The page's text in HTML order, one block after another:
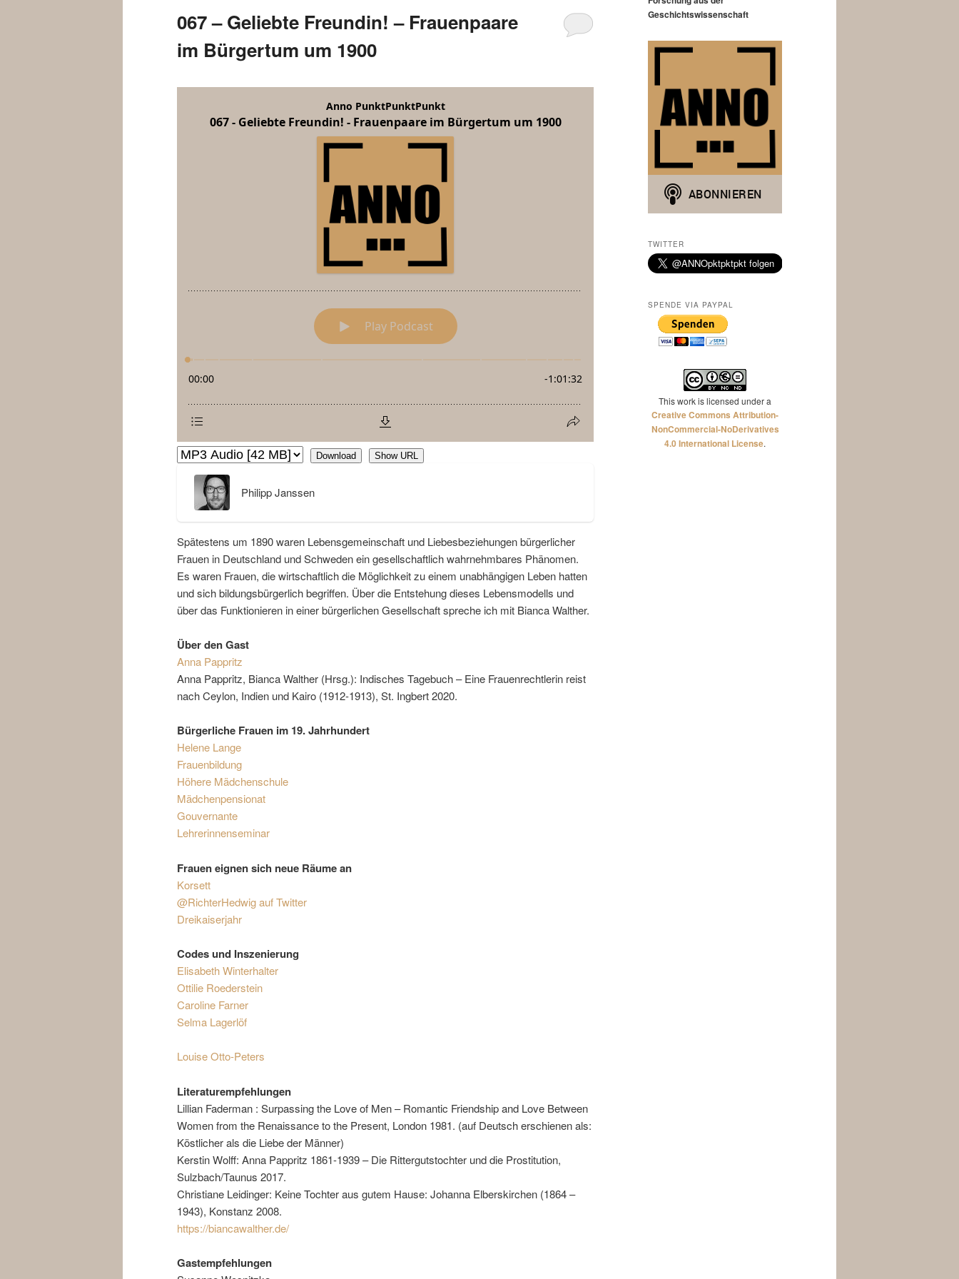
067 – Geliebte Freundin! – Frauenpaare
im Bürgertum um 1900
Download Show URL
Philipp Janssen
Spätestens um 1890 waren Lebensgemeinschaft und Liebesbeziehungen bürgerlicher
Frauen in Deutschland und Schweden ein gesellschaftlich wahrnehmbares Phänomen.
Es waren Frauen, die wirtschaftlich die Möglichkeit zu einem unabhängigen Leben hatten
und sich bildungsbürgerlich begriffen. Über die Entstehung dieses Lebensmodells und
über das Funktionieren in einer bürgerlichen Gesellschaft spreche ich mit Bianca Walther.
Über den Gast
Anna Pappritz
Anna Pappritz, Bianca Walther (Hrsg.): Indisches Tagebuch – Eine Frauenrechtlerin reist
nach Ceylon, Indien und Kairo (1912-1913), St. Ingbert 2020.
Bürgerliche Frauen im 19. Jahrhundert
Helene Lange
Frauenbildung
Höhere Mädchenschule
Mädchenpensionat
Gouvernante
Lehrerinnenseminar
Frauen eignen sich neue Räume an
Korsett
@RichterHedwig auf Twitter
Dreikaiserjahr
Codes und Inszenierung
Elisabeth Winterhalter
Ottilie Roederstein
Caroline Farner
Selma Lagerlöf
Louise Otto-Peters
Literaturempfehlungen
Lillian Faderman : Surpassing the Love of Men – Romantic Friendship and Love Between
Women from the Renaissance to the Present, London 1981. (auf Deutsch erschienen als:
Köstlicher als die Liebe der Männer)
Kerstin Wolff: Anna Pappritz 1861-1939 – Die Rittergutstochter und die Prostitution,
Sulzbach/Taunus 2017.
Christiane Leidinger: Keine Tochter aus gutem Hause: Johanna Elberskirchen (1864 –
1943), Konstanz 2008.
https://biancawalther.de/
Gastempfehlungen
Geschichtswissenschaft
TWITTER
SPENDE VIA PAYPAL
This work is licensed under a
Creative Commons Attribution-
NonCommercial-NoDerivatives
4.0 International License.